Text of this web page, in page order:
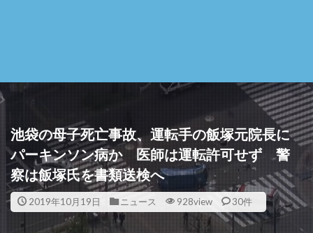
池袋の母子死亡事故、運転手の飯塚元院長に
パーキンソン病か 医師は運転許可せず 警
察は飯塚氏を書類送検へ
2019年10月19日 ニュース 928view 30件